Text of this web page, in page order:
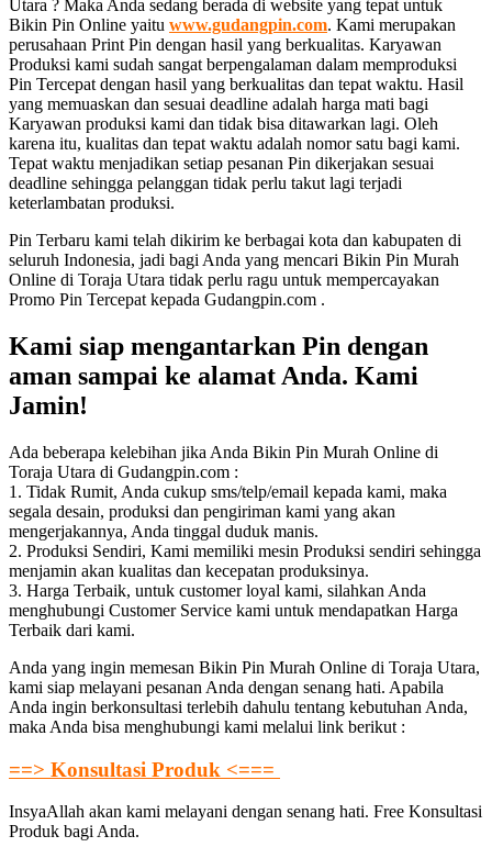
Utara ? Maka Anda sedang berada di website yang tepat untuk
Bikin Pin Online yaitu www.gudangpin.com. Kami merupakan
perusahaan Print Pin dengan hasil yang berkualitas. Karyawan
Produksi kami sudah sangat berpengalaman dalam memproduksi
Pin Tercepat dengan hasil yang berkualitas dan tepat waktu. Hasil
yang memuaskan dan sesuai deadline adalah harga mati bagi
Karyawan produksi kami dan tidak bisa ditawarkan lagi. Oleh
karena itu, kualitas dan tepat waktu adalah nomor satu bagi kami.
Tepat waktu menjadikan setiap pesanan Pin dikerjakan sesuai
deadline sehingga pelanggan tidak perlu takut lagi terjadi
keterlambatan produksi.
Pin Terbaru kami telah dikirim ke berbagai kota dan kabupaten di
seluruh Indonesia, jadi bagi Anda yang mencari Bikin Pin Murah
Online di Toraja Utara tidak perlu ragu untuk mempercayakan
Promo Pin Tercepat kepada Gudangpin.com .
Kami siap mengantarkan Pin dengan
aman sampai ke alamat Anda. Kami
Jamin!
Ada beberapa kelebihan jika Anda Bikin Pin Murah Online di
Toraja Utara di Gudangpin.com :
1. Tidak Rumit, Anda cukup sms/telp/email kepada kami, maka
segala desain, produksi dan pengiriman kami yang akan
mengerjakannya, Anda tinggal duduk manis.
2. Produksi Sendiri, Kami memiliki mesin Produksi sendiri sehingga
menjamin akan kualitas dan kecepatan produksinya.
3. Harga Terbaik, untuk customer loyal kami, silahkan Anda
menghubungi Customer Service kami untuk mendapatkan Harga
Terbaik dari kami.
Anda yang ingin memesan Bikin Pin Murah Online di Toraja Utara,
kami siap melayani pesanan Anda dengan senang hati. Apabila
Anda ingin berkonsultasi terlebih dahulu tentang kebutuhan Anda,
maka Anda bisa menghubungi kami melalui link berikut :
==> Konsultasi Produk <===
InsyaAllah akan kami melayani dengan senang hati. Free Konsultasi
Produk bagi Anda.